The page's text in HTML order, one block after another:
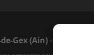
Gex (Ain)-